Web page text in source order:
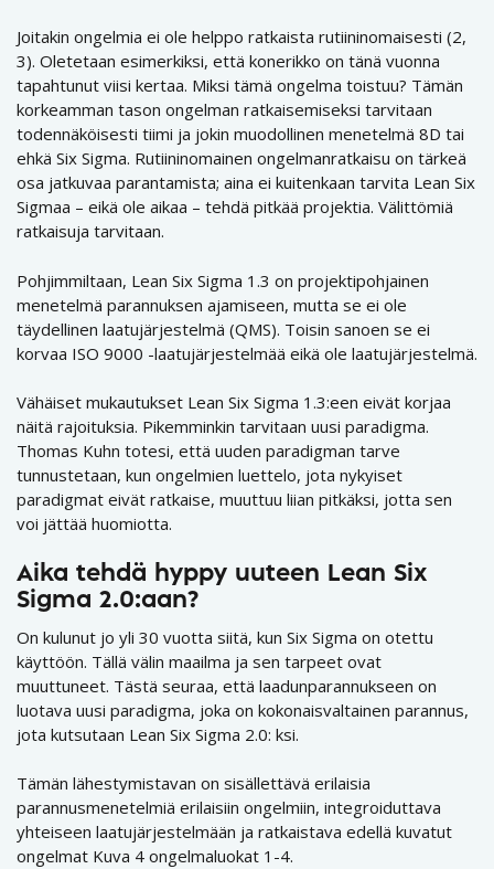
Joitakin ongelmia ei ole helppo ratkaista rutiininomaisesti (2,
3). Oletetaan esimerkiksi, että konerikko on tänä vuonna
tapahtunut viisi kertaa. Miksi tämä ongelma toistuu? Tämän
korkeamman tason ongelman ratkaisemiseksi tarvitaan
todennäköisesti tiimi ja jokin muodollinen menetelmä 8D tai
ehkä Six Sigma. Rutiininomainen ongelmanratkaisu on tärkeä
osa jatkuvaa parantamista; aina ei kuitenkaan tarvita Lean Six
Sigmaa – eikä ole aikaa – tehdä pitkää projektia. Välittömiä
ratkaisuja tarvitaan.
Pohjimmiltaan, Lean Six Sigma 1.3 on projektipohjainen
menetelmä parannuksen ajamiseen, mutta se ei ole
täydellinen laatujärjestelmä (QMS). Toisin sanoen se ei
korvaa ISO 9000 -laatujärjestelmää eikä ole laatujärjestelmä.
Vähäiset mukautukset Lean Six Sigma 1.3:een eivät korjaa
näitä rajoituksia. Pikemminkin tarvitaan uusi paradigma.
Thomas Kuhn totesi, että uuden paradigman tarve
tunnustetaan, kun ongelmien luettelo, jota nykyiset
paradigmat eivät ratkaise, muuttuu liian pitkäksi, jotta sen
voi jättää huomiotta.
Aika tehdä hyppy uuteen Lean Six
Sigma 2.0:aan?
On kulunut jo yli 30 vuotta siitä, kun Six Sigma on otettu
käyttöön. Tällä välin maailma ja sen tarpeet ovat
muuttuneet. Tästä seuraa, että laadunparannukseen on
luotava uusi paradigma, joka on kokonaisvaltainen parannus,
jota kutsutaan Lean Six Sigma 2.0: ksi.
Tämän lähestymistavan on sisällettävä erilaisia
parannusmenetelmiä erilaisiin ongelmiin, integroiduttava
yhteiseen laatujärjestelmään ja ratkaistava edellä kuvatut
ongelmat Kuva 4 ongelmaluokat 1-4.